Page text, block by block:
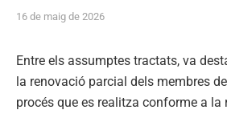
16 de maig de 2026
Entre els assumptes tractats, va
la renovació parcial dels membres
procés que es realitza conforme a